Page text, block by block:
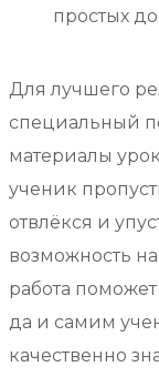
простых
Для лучшего
специальный
материалы
ученик
отвлёкся и
возможность
работа
да и самим
качественно